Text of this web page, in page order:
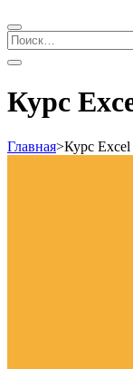
Найти:
Курс
Главная>Курс